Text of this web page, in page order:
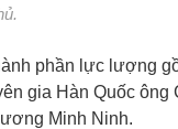
phần lực lượng
gia Hàn Quốc ông
Minh Ninh.